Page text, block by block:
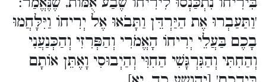
'וַתַּעַבְרוּ אֶת הַיַּרְדֵּן וַתָּבֹאוּ אֶל יְרִיחוֹ וַיִּלָּחֲמוּ
בָכֶם בַּעֲלֵי יְרִיחוֹ הָאֱמֹרִי וְהַפְּרִזִי וְהַכְּנַעֲנִי
וְהַחִתִּי וְהַגִּרְגָּשִׁי הַחִוִּי וְהַיְבוּסִי וָאֶתֵּן אוֹתָם